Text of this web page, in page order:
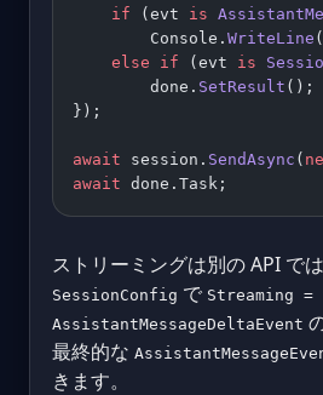
    if
(evt is
        Console.
WriteLine
    else
if (evt is
        done.
SetResult ();
});
await session. SendAsync (
await done.Task;
ストリーミングは別の API で
SessionConfig で Streaming =
AssistantMessageDeltaEvent
最終的な
きます。